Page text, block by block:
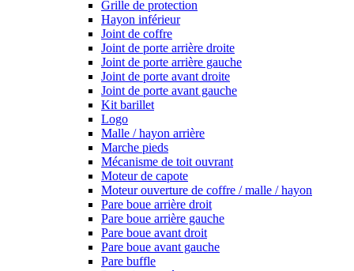
Grille de protection
Hayon inférieur
Joint de coffre
Joint de porte arrière droite
Joint de porte arrière gauche
Joint de porte avant droite
Joint de porte avant gauche
Kit barillet
Logo
Malle / hayon arrière
Marche pieds
Mécanisme de toit ouvrant
Moteur de capote
Moteur ouverture de coffre / malle / hayon
Pare boue arrière droit
Pare boue arrière gauche
Pare boue avant droit
Pare boue avant gauche
Pare buffle